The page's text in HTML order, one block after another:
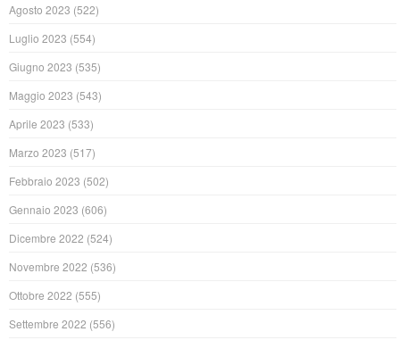
Agosto 2023 (522)
Luglio 2023 (554)
Giugno 2023 (535)
Maggio 2023 (543)
Aprile 2023 (533)
Marzo 2023 (517)
Febbraio 2023 (502)
Gennaio 2023 (606)
Dicembre 2022 (524)
Novembre 2022 (536)
Ottobre 2022 (555)
Settembre 2022 (556)